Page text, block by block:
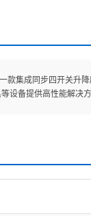
款集成同步四开关升
设备提供高性能解决方